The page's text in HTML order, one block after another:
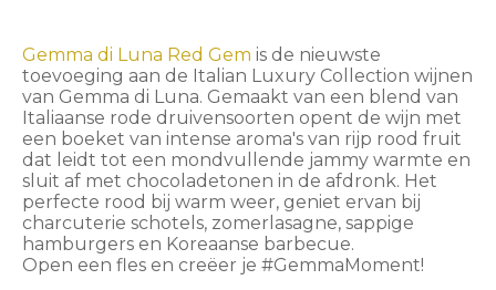
Gemma di Luna Red Gem is de nieuwste
toevoeging aan de Italian Luxury Collection wijnen
van Gemma di Luna. Gemaakt van een blend van
Italiaanse rode druivensoorten opent de wijn met
een boeket van intense aroma's van rijp rood fruit
dat leidt tot een mondvullende jammy warmte en
sluit af met chocoladetonen in de afdronk. Het
perfecte rood bij warm weer, geniet ervan bij
charcuterie schotels, zomerlasagne, sappige
hamburgers en Koreaanse barbecue.
Open een fles en creëer je #GemmaMoment!